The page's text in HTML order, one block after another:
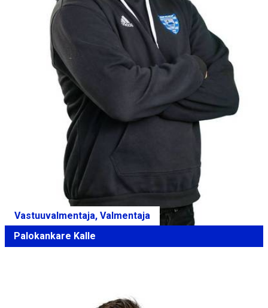
Vastuuvalmentaja, Valmentaja
Palokankare Kalle